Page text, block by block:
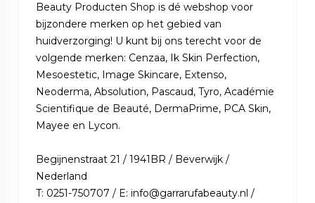
Beauty Producten Shop is dé webshop voor
bijzondere merken op het gebied van
huidverzorging! U kunt bij ons terecht voor de
volgende merken: Cenzaa, Ik Skin Perfection,
Mesoestetic, Image Skincare, Extenso,
Neoderma, Absolution, Pascaud, Tyro, Académie
Scientifique de Beauté, DermaPrime, PCA Skin,
Mayee en Lycon.
Begijnenstraat 21 / 1941BR / Beverwijk /
Nederland
T: 0251-750707 / E: info@garrarufabeauty.nl /